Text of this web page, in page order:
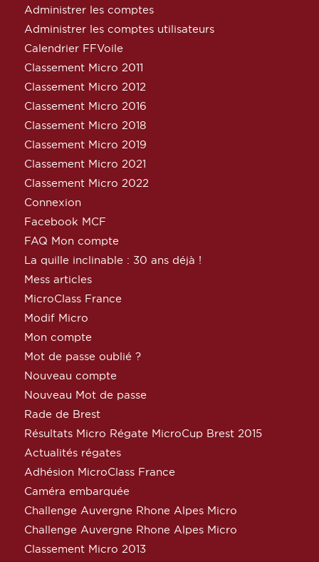
Administrer les comptes
Administrer les comptes utilisateurs
Calendrier FFVoile
Classement Micro 2011
Classement Micro 2012
Classement Micro 2016
Classement Micro 2018
Classement Micro 2019
Classement Micro 2021
Classement Micro 2022
Connexion
Facebook MCF
FAQ Mon compte
La quille inclinable : 30 ans déjà !
Mess articles
MicroClass France
Modif Micro
Mon compte
Mot de passe oublié ?
Nouveau compte
Nouveau Mot de passe
Rade de Brest
Résultats Micro Régate MicroCup Brest 2015
Actualités régates
Adhésion MicroClass France
Caméra embarquée
Challenge Auvergne Rhone Alpes Micro
Challenge Auvergne Rhone Alpes Micro
Classement Micro 2013